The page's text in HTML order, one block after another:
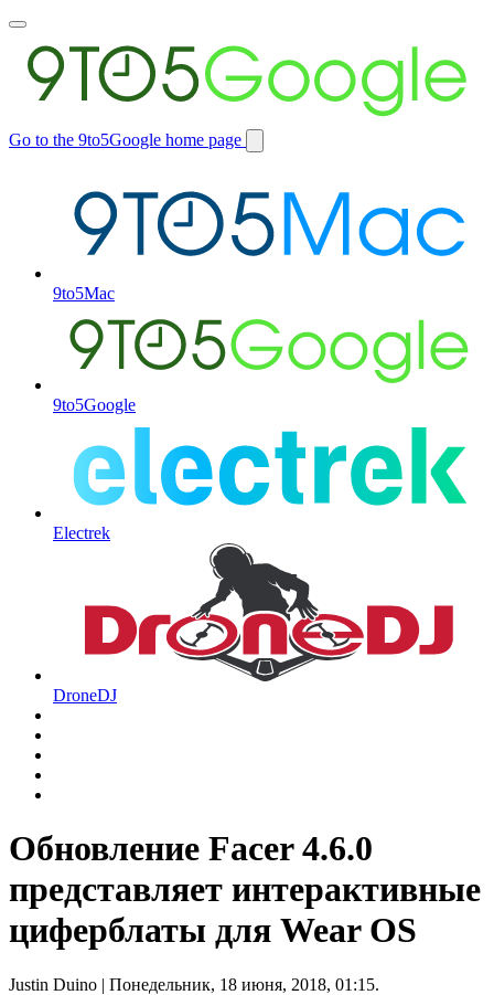
Toggle
main
menu
Go to the 9to5Google home page
Switch
9to5Mac
9to5Google
Electrek
DroneDJ
Обновление Facer 4.6.0
представляет интерактивные
циферблаты для Wear OS
Justin Duino | Понедельник, 18 июня, 2018, 01:15.